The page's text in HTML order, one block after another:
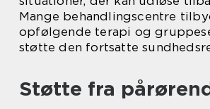
Mange behandlingscentre
opfølgende terapi og
støtte den fortsatte
Støtte fra